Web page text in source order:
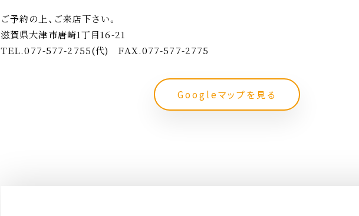
ご予約の上、ご来店下さい。
滋賀県大津市唐崎1丁目16-21
TEL.077-577-2755(代) FAX.077-577-2775
Googleマップを見る